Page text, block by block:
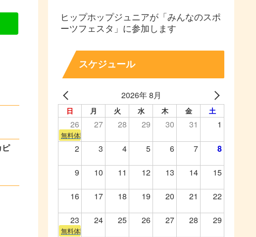
ピ
ヒップホップジュニアが「みんなのスポ
ーツフェスタ」に参加します
スケジュール
2026年 8月
日 月 火 水 木 金 土
26 27 28 29 30 31 1
無料体験会
2 3 4 5 6 7 8
9 10 11 12 13 14 15
16 17 18 19 20 21 22
23 24 25 26 27 28 29
無料体験会